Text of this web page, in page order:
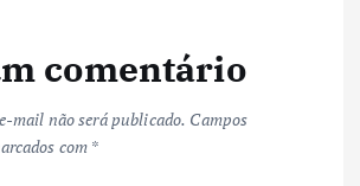
comentário
mail não será publicado. Campos
com *